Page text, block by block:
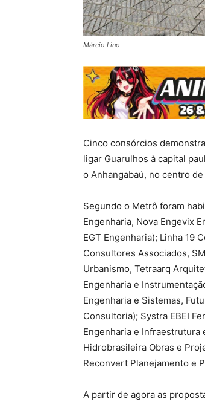
Márcio Lino
Cinco consórcios
ligar Guarulhos à capital
o Anhangabaú, no centro de
Segundo o Metrô foram
Engenharia, Nova Engevix
EGT Engenharia); Linha 19
Consultores Associados,
Urbanismo, Tetraarq
Engenharia e
Engenharia e Sistemas,
Consultoria); Systra EBEI
Engenharia e Infraestrutura
Hidrobrasileira Obras e
Reconvert Planejamento e
A partir de agora as